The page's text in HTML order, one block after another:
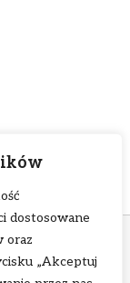
dostosowane
oraz
„Akceptuj
cookies.
cookies